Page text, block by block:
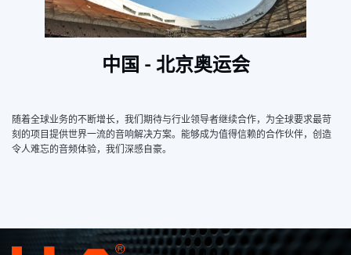
中国 - 北京奥运会
随着全球业务的不断增长，我们期待与行业领导者继续合作，为全球要求最苛
刻的项目提供世界一流的音响解决方案。能够成为值得信赖的合作伙伴，创造
令人难忘的音频体验，我们深感自豪。